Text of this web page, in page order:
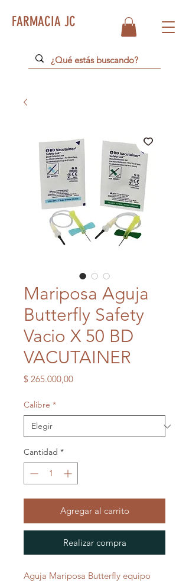
FARMACIA JC
Mariposa Aguja
Butterfly Safety
Vacio X 50 BD
VACUTAINER
$ 265.000,00Precio
Calibre *
Cantidad *
Agregar al carrito
Realizar compra
Aguja Mariposa Butterfly equipo